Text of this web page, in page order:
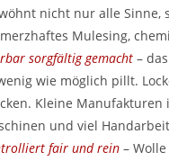
nicht nur alle Sinne,
Mulesing,
sorgfältig gemacht–
wie möglich pillt.
Kleine
und viel
fair und rein– Wolle